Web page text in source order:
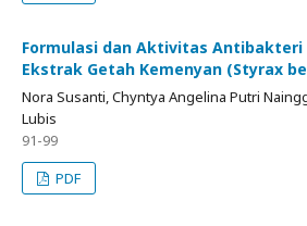
Formulasi dan Aktivitas Antibakteri
Ekstrak Getah Kemenyan (Styrax
Nora Susanti, Chyntya Angelina Putri
Lubis
91-99
PDF